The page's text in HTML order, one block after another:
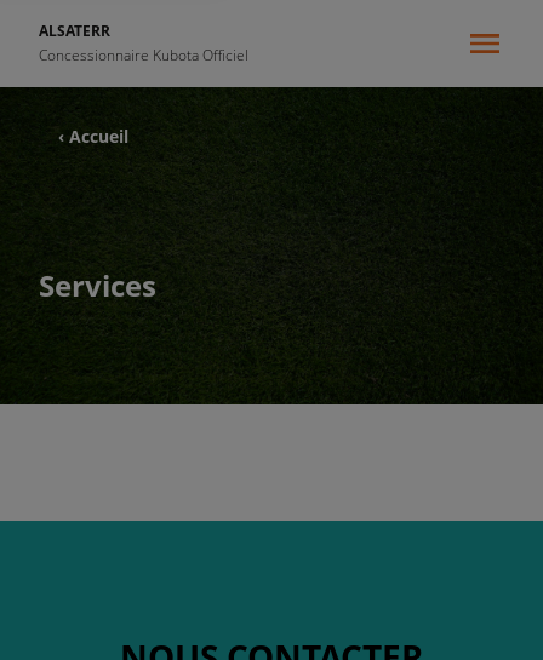
ALSATERR
Concessionnaire Kubota Officiel
‹ Accueil
Services